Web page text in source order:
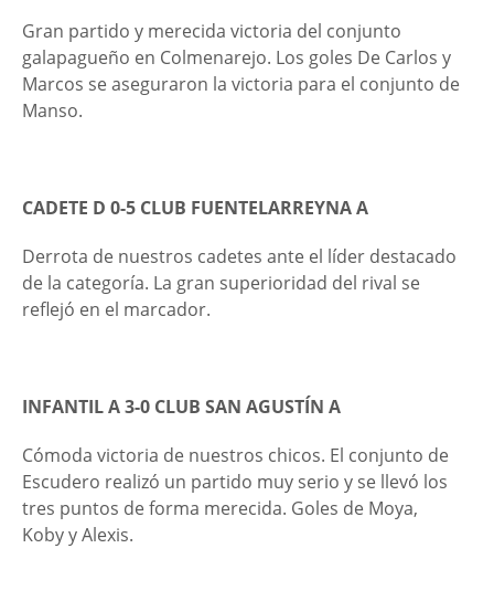
Gran partido y merecida victoria del conjunto
galapagueño en Colmenarejo. Los goles De Carlos y
Marcos se aseguraron la victoria para el conjunto de
Manso.
CADETE D 0-5 CLUB FUENTELARREYNA A
Derrota de nuestros cadetes ante el líder destacado
de la categoría. La gran superioridad del rival se
reflejó en el marcador.
INFANTIL A 3-0 CLUB SAN AGUSTÍN A
Cómoda victoria de nuestros chicos. El conjunto de
Escudero realizó un partido muy serio y se llevó los
tres puntos de forma merecida. Goles de Moya,
Koby y Alexis.